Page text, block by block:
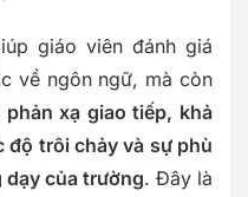
giáo viên đánh giá
về ngôn ngữ, mà còn
phản xạ giao tiếp, khả
độ trôi chảy và sự phù
dạy của trường. Đây là